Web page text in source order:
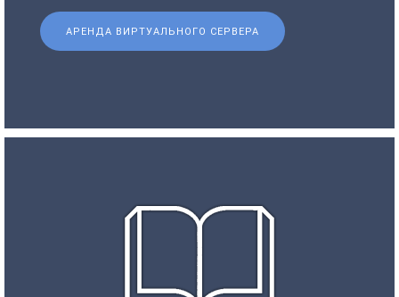
АРЕНДА ВИРТУАЛЬНОГО СЕРВЕРА